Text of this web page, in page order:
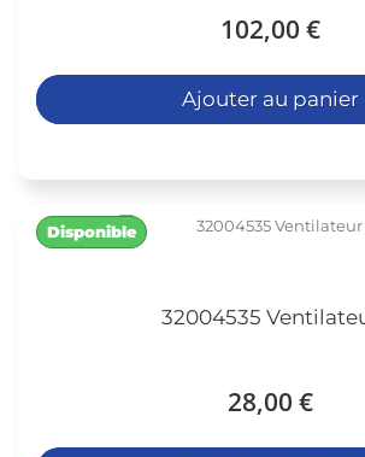
102,00 €
Ajouter au panier
32004535
28,00 €
Disponible